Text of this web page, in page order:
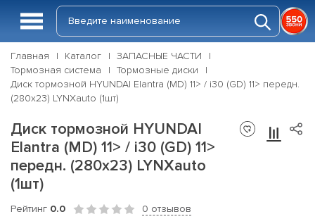
Главная Каталог
ЗАПАСНЫЕ ЧАСТИ
Тормозная система
Тормозные диски
Диск тормозной HYUNDAI Elantra (MD) 11> / i30 (GD) 11> передн.
(280x23) LYNXauto (1шт)
Диск тормозной HYUNDAI
Elantra (MD) 11> / i30 (GD) 11>
передн. (280x23) LYNXauto
(1шт)
Рейтинг 0.0 0 отзывов